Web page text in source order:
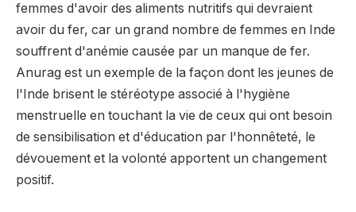
femmes d'avoir des aliments nutritifs qui devraient
avoir du fer, car un grand nombre de femmes en Inde
souffrent d'anémie causée par un manque de fer.
Anurag est un exemple de la façon dont les jeunes de
l'Inde brisent le stéréotype associé à l'hygiène
menstruelle en touchant la vie de ceux qui ont besoin
de sensibilisation et d'éducation par l'honnêteté, le
dévouement et la volonté apportent un changement
positif.